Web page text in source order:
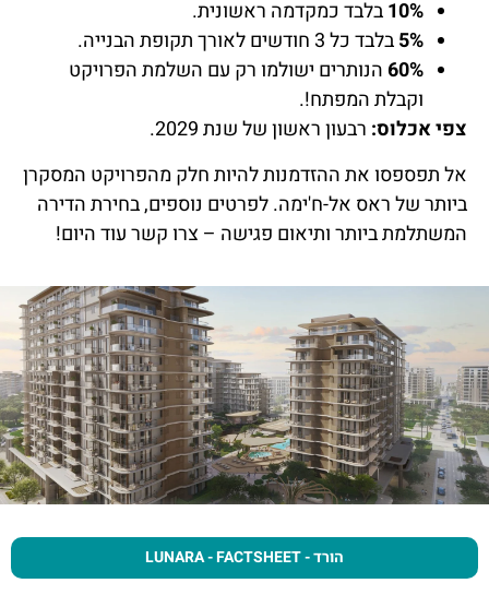
10%בלבד כמקדמה ראשונית.
5%בלבד כל 3 חודשים לאורך תקופת הבנייה.
60%הנותרים ישולמו רק עם השלמת הפרויקט
וקבלת המפתח!.
צפי אכלוס: רבעון ראשון של שנת 2029.
אל תפספסו את ההזדמנות להיות חלק מהפרויקט המסקרן
ביותר של ראס אל-ח'ימה. לפרטים נוספים, בחירת הדירה
המשתלמת ביותר ותיאום פגישה – צרו קשר עוד היום!
הורד - LUNARA - FACTSHEET